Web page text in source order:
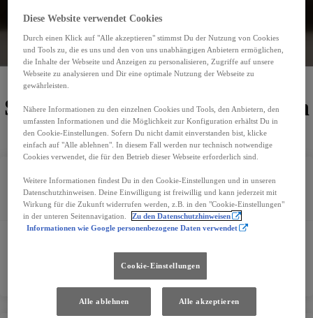
E-Mail schreiben
Standorte und Öffnungszeiten
Kontakt
toyota.prinz@gmx.at
Diese Website verwendet Cookies
Durch einen Klick auf "Alle akzeptieren" stimmst Du der Nutzung von Cookies
und Tools zu, die es uns und den von uns unabhängigen Anbietern ermöglichen,
die Inhalte der Webseite und Anzeigen zu personalisieren, Zugriffe auf unsere
Webseite zu analysieren und Dir eine optimale Nutzung der Webseite zu
gewährleisten.
Nähere Informationen zu den einzelnen Cookies und Tools, den Anbietern, den
umfassten Informationen und die Möglichkeit zur Konfiguration erhältst Du in
den Cookie-Einstellungen. Sofern Du nicht damit einverstanden bist, klicke
einfach auf "Alle ablehnen". In diesem Fall werden nur technisch notwendige
Cookies verwendet, die für den Betrieb dieser Webseite erforderlich sind.
Weitere Informationen findest Du in den Cookie-Einstellungen und in unseren
Datenschutzhinweisen. Deine Einwilligung ist freiwillig und kann jederzeit mit
Wirkung für die Zukunft widerrufen werden, z.B. in den "Cookie-Einstellungen"
in der unteren Seitennavigation.
Zu den Datenschutzhinweisen
Informationen wie Google personenbezogene Daten verwendet
Cookie-Einstellungen
Alle ablehnen Alle akzeptieren